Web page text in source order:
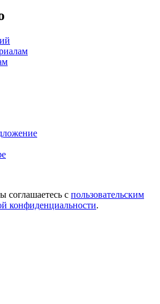
соглашаетесь с пользовательским
конфиденциальности.